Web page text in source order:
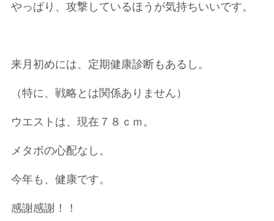
やっぱり、攻撃しているほうが気持ちいいです。
来月初めには、定期健康診断もあるし。
（特に、戦略とは関係ありません）
ウエストは、現在７８ｃｍ。
メタボの心配なし。
今年も、健康です。
感謝感謝！！